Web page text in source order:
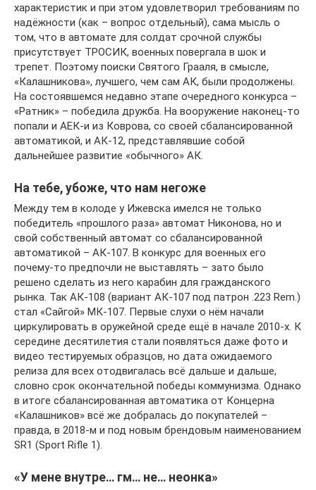
характеристик и при этом удовлетворил требованиям по
надёжности (как – вопрос отдельный), сама мысль о
том, что в автомате для солдат срочной службы
присутствует ТРОСИК, военных повергала в шок и
трепет. Поэтому поиски Святого Грааля, в смысле,
«Калашникова», лучшего, чем сам АК, были продолжены.
На состоявшемся недавно этапе очередного конкурса –
«Ратник» – победила дружба. На вооружение наконец-то
попали и АЕК-и из Коврова, со своей сбалансированной
автоматикой, и АК-12, представлявшие собой
дальнейшее развитие «обычного» АК.
На тебе, убоже, что нам негоже
Между тем в колоде у Ижевска имелся не только
победитель «прошлого раза» автомат Никонова, но и
свой собственный автомат со сбалансированной
автоматикой – АК-107. В конкурс для военных его
почему-то предпочли не выставлять – зато было
решено сделать из него карабин для гражданского
рынка. Так АК-108 (вариант АК-107 под патрон .223 Rem.)
стал «Сайгой» МК-107. Первые слухи о нём начали
циркулировать в оружейной среде ещё в начале 2010-х. К
середине десятилетия стали появляться даже фото и
видео тестируемых образцов, но дата ожидаемого
релиза для всех отодвигалась всё дальше и дальше,
словно срок окончательной победы коммунизма. Однако
в итоге сбалансированная автоматика от Концерна
«Калашников» всё же добралась до покупателей –
правда, в 2018-м и под новым брендовым наименованием
SR1 (Sport Rifle 1).
«У мене внутре… гм… не… неонка»